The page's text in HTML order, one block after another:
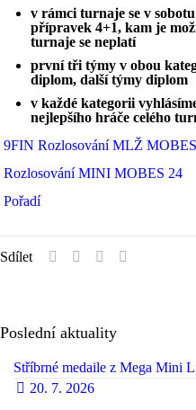
v rámci turnaje se v
přípravek 4+1, kam je
turnaje se neplatí
první tři týmy v obou
diplom, další týmy diplom
v každé kategorii
nejlepšího hráče celého
9FIN Rozlosování MLŽ
Rozlosování MINI MOBES 24
Pořadí
Sdílet
Poslední aktuality
Stříbrné medaile z Mega Mini
20. 7. 2026